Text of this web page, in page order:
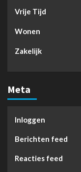
Vrije Tijd
Wonen
Zakelijk
Meta
Inloggen
Berichten feed
Reacties feed